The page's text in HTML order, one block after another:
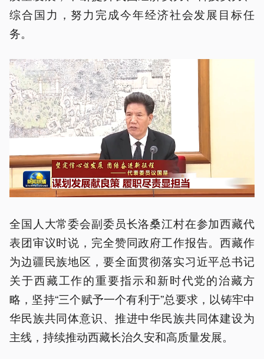
综合国力，努力完成今年经济社会发展目标任
务。
全国人大常委会副委员长洛桑江村在参加西藏代
表团审议时说，完全赞同政府工作报告。西藏作
为边疆民族地区，要全面贯彻落实习近平总书记
关于西藏工作的重要指示和新时代党的治藏方
略，坚持“三个赋予一个有利于”总要求，以铸牢中
华民族共同体意识、推进中华民族共同体建设为
主线，持续推动西藏长治久安和高质量发展。